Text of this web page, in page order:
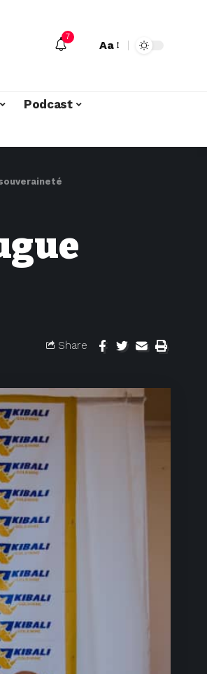
7
Aa
Podcast
Share